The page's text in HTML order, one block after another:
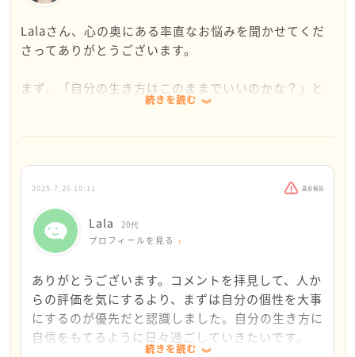
お悩みが少しでも晴れますように
Lalaさん、心の奥にある率直なお悩みを聞かせてくだ
さってありがとうございます。
まず、「自分の生き方はこのままでいいのかな？」と
いう不安や迷いは、とても自然な感情です。特に日本
気になることもあると思います。でも実際には、人生
の幸せや価値は一人ひとり違います。
Lalaさんのようにキャリアを大切にし、自分のペース
で人生を歩もうとする人もたくさんいます。恋愛や結
ことや、無理に結婚したいと思わないことは、Lalaさ
んの個性であり、決しておかしなことではないと思い
ます。
続きを読む
2025.7.26 19:11 違反報告
Lala 20代
プロフィールを見る
ありがとうございます。コメントを拝見して、人か
らの評価を気にするより、まずは自分の個性を大事
にするのが優先だと認識しました。自分の生き方に
自信をもてるように日々過ごしていきたいです。
続きを読む